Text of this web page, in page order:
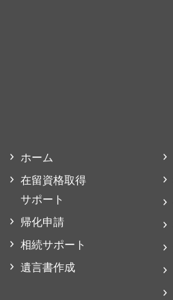
ホーム
在留資格取得
サポート
帰化申請
相続サポート
遺言書作成